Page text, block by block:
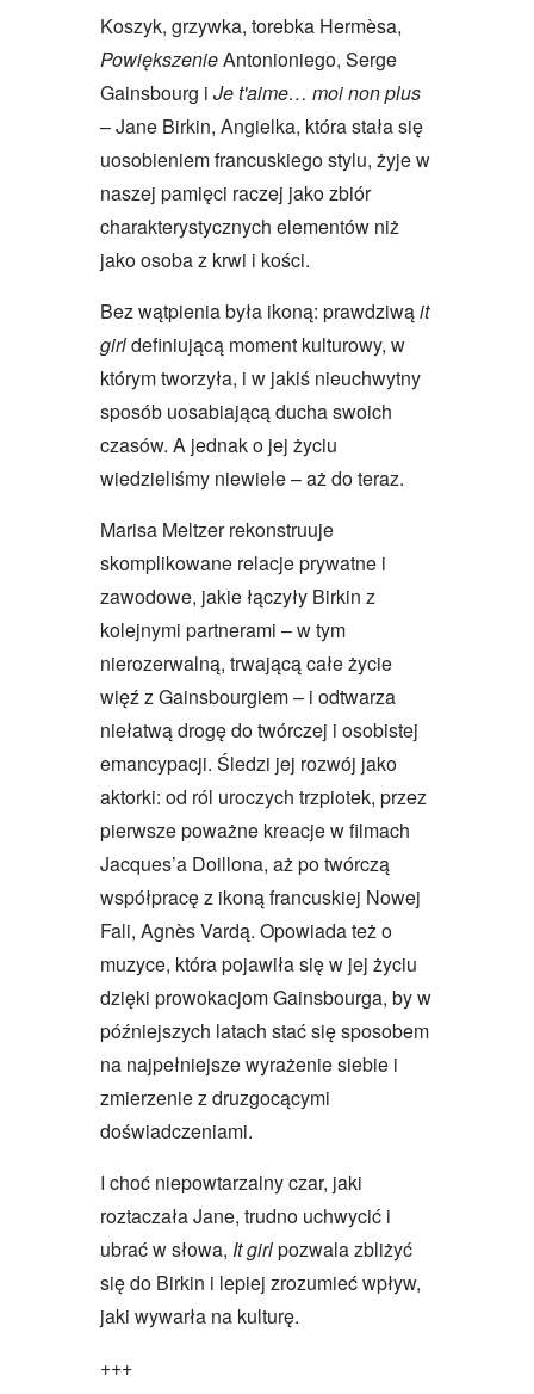
Koszyk, grzywka, torebka Hermèsa,
PowiększenieAntonioniego, Serge
Gainsbourg i Je t'aime… moi non plus
– Jane Birkin, Angielka, która stała się
uosobieniem francuskiego stylu, żyje w
naszej pamięci raczej jako zbiór
charakterystycznych elementów niż
jako osoba z krwi i kości.
Bez wątpienia była ikoną: prawdziwąit
girldefiniującą moment kulturowy, w
którym tworzyła, i w jakiś nieuchwytny
sposób uosabiającą ducha swoich
czasów. A jednak o jej życiu
wiedzieliśmy niewiele – aż do teraz.
Marisa Meltzer rekonstruuje
skomplikowane relacje prywatne i
zawodowe, jakie łączyły Birkin z
kolejnymi partnerami – w tym
nierozerwalną, trwającą całe życie
więź z Gainsbourgiem – i odtwarza
niełatwą drogę do twórczej i osobistej
emancypacji. Śledzi jej rozwój jako
aktorki: od ról uroczych trzpiotek, przez
pierwsze poważne kreacje w filmach
Jacques’a Doillona, aż po twórczą
współpracę z ikoną francuskiej Nowej
Fali, Agnès Vardą. Opowiada też o
muzyce, która pojawiła się w jej życiu
dzięki prowokacjom Gainsbourga, by w
późniejszych latach stać się sposobem
na najpełniejsze wyrażenie siebie i
zmierzenie z druzgocącymi
doświadczeniami.
I choć niepowtarzalny czar, jaki
roztaczała Jane, trudno uchwycić i
ubrać w słowa, It girlpozwala zbliżyć
się do Birkin i lepiej zrozumieć wpływ,
jaki wywarła na kulturę.
+++